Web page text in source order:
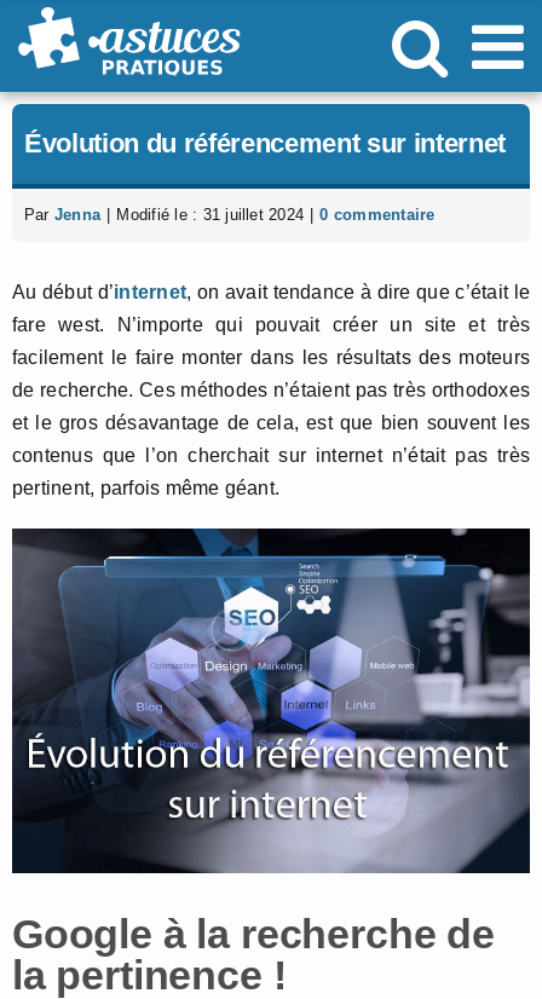
Passer
au
Évolution du référencement sur internet
Par Jenna Modifié le : 31 juillet 2024 0 commentaire
Au début d’internet, on avait tendance à dire que c’était le
fare west. N’importe qui pouvait créer un site et très
facilement le faire monter dans les résultats des moteurs
de recherche. Ces méthodes n’étaient pas très orthodoxes
et le gros désavantage de cela, est que bien souvent les
contenus que l’on cherchait sur internet n’était pas très
pertinent, parfois même géant.
Google à la recherche de
la pertinence !